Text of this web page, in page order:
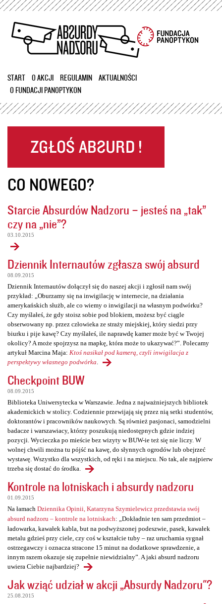
Przejdź
treści
START O AKCJI REGULAMIN
AKTUALNOŚCI
O FUNDACJI PANOPTYKON
CO NOWEGO?
Starcie Absurdów Nadzoru – jesteś na „tak”
czy na „nie”?
03.10.2015
Dziennik Internautów zgłasza swój absurd
08.09.2015
Dziennik Internautów dołączył się do naszej akcji i zgłosił nam swój
przykład: „Oburzamy się na inwigilację w internecie, na działania
amerykańskich służb, ale co wiemy o inwigilacji na własnym podwórku?
Czy myślałeś, że gdy stoisz sobie pod blokiem, możesz być ciągle
obserwowany np. przez człowieka ze straży miejskiej, który siedzi przy
biurku i pije kawę? Czy myślałeś, ile naprawdę kamer może być w Twojej
okolicy? A może spojrzysz na mapkę, która może to ukazywać?”. Polecamy
artykuł Marcina Maja: Ktoś nasikał pod kamerą, czyli inwigilacja z
perspektywy własnego podwórka
Checkpoint BUW
08.09.2015
Biblioteka Uniwersytecka w Warszawie. Jedna z najważniejszych bibliotek
akademickich w stolicy. Codziennie przewijają się przez nią setki studentów,
doktorantów i pracowników naukowych. Są również pasjonaci, samodzielni
badacze i warszawiacy, którzy poszukują niedostępnych gdzie indziej
pozycji. Wycieczka po mieście bez wizyty w BUW-ie też się nie liczy. W
wolnej chwili można tu pójść na kawę, do słynnych ogrodów lub obejrzeć
wystawę. Wszystko dla wszystkich, od ręki i na miejscu. No tak, ale najpierw
trzeba się dostać do środka.
Kontrole na lotniskach i absurdy nadzoru
01.09.2015
Na łamach Dziennika Opinii, Katarzyna Szymielewicz przedstawia swój
absurd nadzoru – kontrole na lotniskach: „Dokładnie ten sam przedmiot –
ładowarka, kawałek kabla, but na podwyższonej podeszwie, pasek, kawałek
metalu gdzieś przy ciele, czy coś w kształcie tuby – raz uruchamia sygnał
ostrzegawczy i oznacza stracone 15 minut na dodatkowe sprawdzenie, a
innym razem okazuje się zupełnie niewidzialny”. A jaki absurd nadzoru
uwiera Ciebie najbardziej?
Jak wziąć udział w akcji „Absurdy Nadzoru"?
25.08.2015